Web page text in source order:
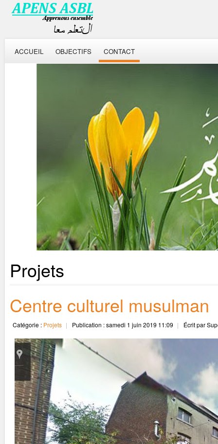
ACCUEIL OBJECTIFS CONTACT
Projets
Centre culturel musulman
Catégorie : Projets Publication : samedi 1 juin 2019 11:09 Écrit par